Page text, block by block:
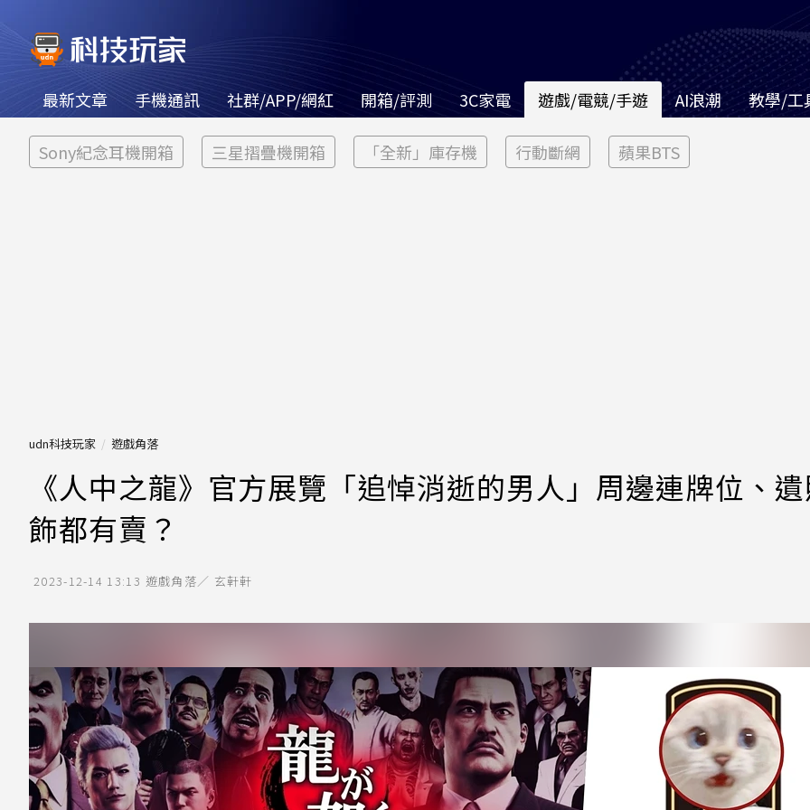
最新文章 手機通訊 社群/APP/網紅 開箱/評測 3C家電 遊戲/電競/手遊 AI浪潮 教學/工
Sony紀念耳機開箱 三星摺疊機開箱 「全新」庫存機 行動斷網 蘋果BTS
udn科技玩家 遊戲角落
《人中之龍》官方展覽「追悼消逝的男人」周邊連牌位、
飾都有賣？
2023-12-14 13:13 遊戲角落／ 玄軒軒